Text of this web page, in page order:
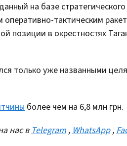
на базе стратегического
тактическим
позиции в окрестностях
только уже названными
более чем на 6,8 млн грн.
нас вTelegram ,WhatsApp ,